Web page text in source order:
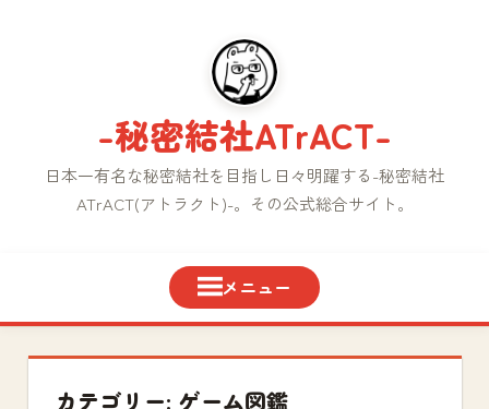
-秘密結社ATrACT-
日本一有名な秘密結社を目指し日々明躍する-秘密結社
ATrACT(アトラクト)-。その公式総合サイト。
カテゴリー: ゲーム図鑑